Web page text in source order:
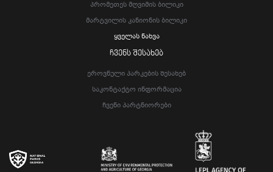
Პრომეთეს Მღვიმის Ბილიკი
Მარტვილის Კანიონის Ბილიკი
Ყველას Ნახვა
ᲩᲕᲔᲜᲡ ᲨᲔᲡᲐᲮᲔᲑ
Ეროვნული Პარკების Შესახებ
Საკონტაქტო Ინფორმაცია
Ჩვენი Პარტნიორები